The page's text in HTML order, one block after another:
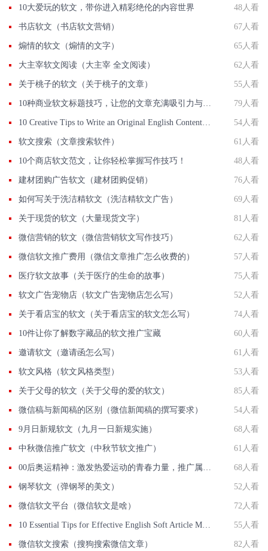
10大爱玩的软文，带你进入精彩绝伦的内容世界 48人看
书店软文（书店软文营销） 67人看
煽情的软文（煽情的文字） 65人看
大主宰软文阅读（大主宰 全文阅读） 62人看
关于桃子的软文（关于桃子的文章） 55人看
10种商业软文标题技巧，让您的文章充满吸引力与转化力 79人看
10 Creative Tips to Write an Original English Content and Expand Your Reach with Original English So 54人看
软文搜索（文章搜索软件） 61人看
10个商店软文范文，让你轻松掌握写作技巧！ 48人看
建材团购广告软文（建材团购促销） 76人看
如何写关于洗洁精软文（洗洁精软文广告） 69人看
关于现货的软文（大量现货文字） 81人看
微信营销的软文（微信营销软文写作技巧） 62人看
微信软文推广费用（微信文章推广怎么收费的） 57人看
医疗软文故事（关于医疗的生命的故事） 75人看
软文广告宠物店（软文广告宠物店怎么写） 52人看
关于看店宝的软文（关于看店宝的软文怎么写） 74人看
10件让你了解数字藏品的软文推广宝藏 60人看
邀请软文（邀请函怎么写） 61人看
软文风格（软文风格类型） 53人看
关于父母的软文（关于父母的爱的软文） 85人看
微信稿与新闻稿的区别（微信新闻稿的撰写要求） 54人看
9月日新规软文（九月一日新规实施） 68人看
中秋微信推广软文（中秋节软文推广） 61人看
00后奥运精神：激发热爱运动的青春力量，推广属于我们的文化符号！ 68人看
钢琴软文（弹钢琴的美文） 52人看
微信软文平台（微信软文是啥） 72人看
10 Essential Tips for Effective English Soft Article Marketing Strategies 55人看
微信软文搜索（搜狗搜索微信文章） 82人看